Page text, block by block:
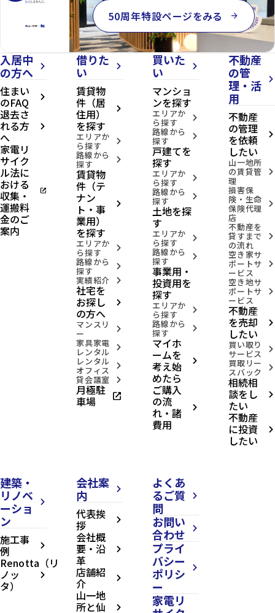
50周年特設ページをみる arrow_forward
入居中
の方へ
arrow_forward_ios
住まい
のFAQ arrow_forward_ios
退去さ
れる方
へ
arrow_forward_ios
家電リ
サイク
ル法に
おける
収集・
運搬料
金のご
案内
open_in_new
借りた
い
arrow_forward_ios
賃貸物
件（居
住用）
を探す
arrow_forward_ios
エリアか
ら探す arrow_forward_ios
路線から
探す arrow_forward_ios
賃貸物
件（テ
ナン
ト・事
業用）
を探す
arrow_forward_ios
エリアか
ら探す arrow_forward_ios
路線から
探す arrow_forward_ios
実績紹介 arrow_forward_ios
社宅を
お探し
の方へ
arrow_forward_ios
マンスリ
ー arrow_forward_ios
家具家電
レンタル arrow_forward_ios
レンタル
オフィス arrow_forward_ios
貸会議室 arrow_forward_ios
月極駐
車場 open_in_new
買いた
い
arrow_forward_ios
マンショ
ンを探す
エリアか
ら探す arrow_forward_ios
路線から
探す arrow_forward_ios
戸建てを
探す
エリアか
ら探す arrow_forward_ios
路線から
探す arrow_forward_ios
土地を探
す
エリアか
ら探す arrow_forward_ios
路線から
探す arrow_forward_ios
事業用・
投資用を
探す
エリアか
ら探す arrow_forward_ios
路線から
探す arrow_forward_ios
マイホ
ームを
考え始
めたら
arrow_forward_ios
ご購入
の流
れ・諸
費用
arrow_forward_ios
不動産
の管
理・活
用
arrow_forward_ios
不動産
の管理
を依頼
したい
arrow_forward_ios
山一地所
の賃貸管
理
arrow_forward_ios
損害保
険・生命
保険代理
店
arrow_forward_ios
不動産を
貸すまで
の流れ
arrow_forward_ios
空き家サ
ポートサ
ービス
arrow_forward_ios
空き地サ
ポートサ
ービス
arrow_forward_ios
不動産
を売却
したい
arrow_forward_ios
買い取り
サービス arrow_forward_ios
買取リー
スバック arrow_forward_ios
相続相
談をし
たい
arrow_forward_ios
不動産
に投資
したい
arrow_forward_ios
建築・
リノベ
ーショ
ン
arrow_forward_ios
施工事
例 arrow_forward_ios
Renotta（リ
ノッ
タ）
arrow_forward_ios
会社案
内
arrow_forward_ios
代表挨
拶 arrow_forward_ios
会社概
要・沿
革
arrow_forward_ios
店舗紹
介 arrow_forward_ios
山一地
所と仙 arrow_forward_ios
よくあ
るご質
問
arrow_forward_ios
お問い
合わせ
arrow_forward_ios
プライ
バシー
ポリシ
ー
arrow_forward_ios
家電リ